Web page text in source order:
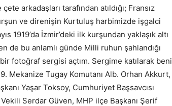
arkadaşları tarafından atıldığı; Fransız
ve direnişin Kurtuluş harbimizde işgalci
1919’da İzmir’deki ilk kurşundan yaklaşık altı
bu anlamlı günde Milli ruhun şahlandığı
fotoğraf sergisi açtım. Sergime katılarak beni
Mekanize Tugay Komutanı Alb. Orhan Akkurt,
Yaşar Toksoy, Cumhuriyet Başsavcısı
Serdar Güven, MHP ilçe Başkanı Şerif